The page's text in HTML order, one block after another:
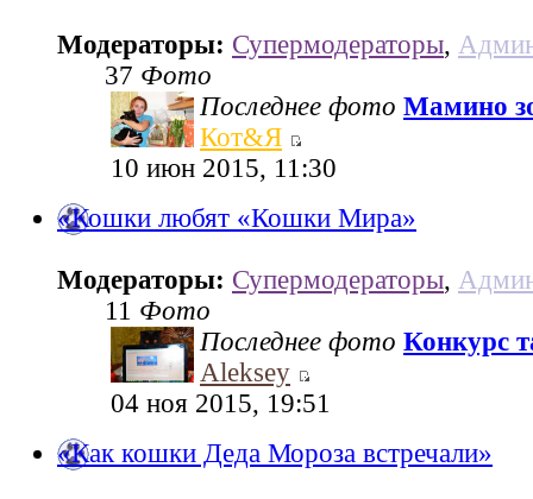
Модераторы: Супермодераторы,
37 Фото
Последнее фото Мамино
Кот&Я
10 июн 2015, 11:30
«Кошки любят «Кошки Мира»
Модераторы: Супермодераторы,
11 Фото
Последнее фото Конкурс
Aleksey
04 ноя 2015, 19:51
«Как кошки Деда Мороза встречали»